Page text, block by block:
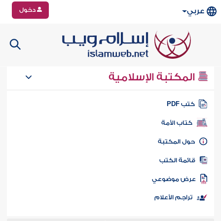
عربي دخول
المكتبة الإسلامية
كتب PDF
كتاب الأمة
المكتبة
الكتب
موضوعي